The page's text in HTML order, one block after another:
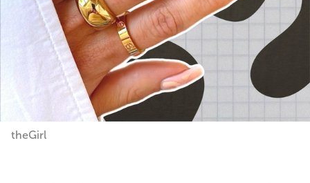
theGirl